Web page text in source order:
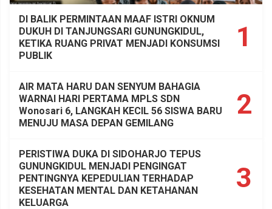
1
DI BALIK PERMINTAAN MAAF ISTRI OKNUM
DUKUH DI TANJUNGSARI GUNUNGKIDUL,
KETIKA RUANG PRIVAT MENJADI KONSUMSI
PUBLIK
2
AIR MATA HARU DAN SENYUM BAHAGIA
WARNAI HARI PERTAMA MPLS SDN
Wonosari 6, LANGKAH KECIL 56 SISWA BARU
MENUJU MASA DEPAN GEMILANG
3
PERISTIWA DUKA DI SIDOHARJO TEPUS
GUNUNGKIDUL MENJADI PENGINGAT
PENTINGNYA KEPEDULIAN TERHADAP
KESEHATAN MENTAL DAN KETAHANAN
KELUARGA